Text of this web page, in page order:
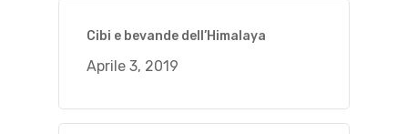
Cibi e bevande dell’Himalaya
Aprile 3, 2019